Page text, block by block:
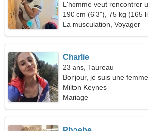
L'homme veut rencontrer
190 cm (6'3"), 75 kg (165
La musculation, Voyager
Charlie
23 ans, Taureau
Bonjour, je suis une
Milton Keynes
Mariage